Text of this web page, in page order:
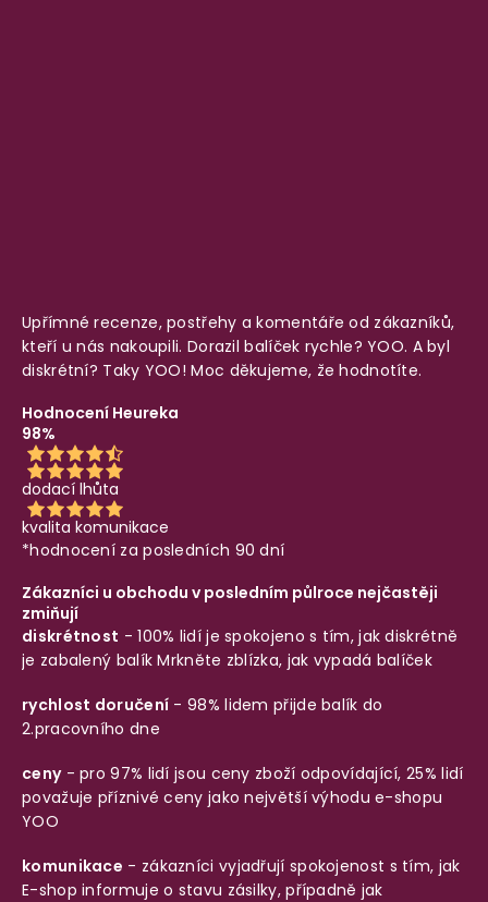
Upřímné recenze, postřehy a komentáře od zákazníků,
kteří u nás nakoupili. Dorazil balíček rychle? YOO. A byl
diskrétní? Taky YOO! Moc děkujeme, že hodnotíte.
Hodnocení Heureka
98%
dodací lhůta
kvalita komunikace
*hodnocení za posledních 90 dní
Zákazníci u obchodu v posledním půlroce nejčastěji
zmiňují
diskrétnost - 100% lidí je spokojeno s tím, jak diskrétně
je zabalený balíkMrkněte zblízka, jak vypadá balíček
rychlost doručení - 98% lidem přijde balík do
2.pracovního dne
ceny- pro 97% lidí jsou ceny zboží odpovídající, 25% lidí
považuje příznivé ceny jako největší výhodu e-shopu
YOO
komunikace - zákazníci vyjadřují spokojenost s tím, jak
E-shop informuje o stavu zásilky, případně jak